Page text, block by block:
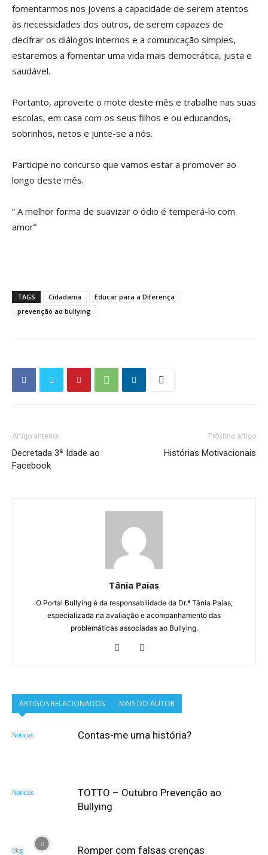
fomentarmos nos jovens a capacidade de serem atentos
às necessidades dos outros, de serem capazes de
decifrar os diálogos internos e a comunicação simples,
estaremos a fomentar uma vida mais democrática, justa e
saudável.
Portanto, aproveite o mote deste mês e trabalhe nas suas
escolas, em casa com os seus filhos e ou educandos,
sobrinhos, netos e junte-se a nós.
Participe no concurso que vamos estar a promover ao
longo deste mês.
” A melhor forma de suavizar o ódio é temperá-lo com
amor”
TAGS Cidadania
Educar para a Diferença
prevenção ao bullying
Artigo anterior
Decretada 3ª Idade ao
Facebook
Próximo artigo
Histórias Motivacionais
Tânia Paias
O Portal Bullying é da responsabilidade da Dr.ª Tânia Paias,
especializada na avaliação e acompanhamento das
problemáticas associadas ao Bullying.
ARTIGOS RELACIONADOS MAIS DO AUTOR
Notícias Contas-me uma história?
Notícias
TOTTO – Outubro Prevenção ao
Bullying
Blog Romper com falsas crenças